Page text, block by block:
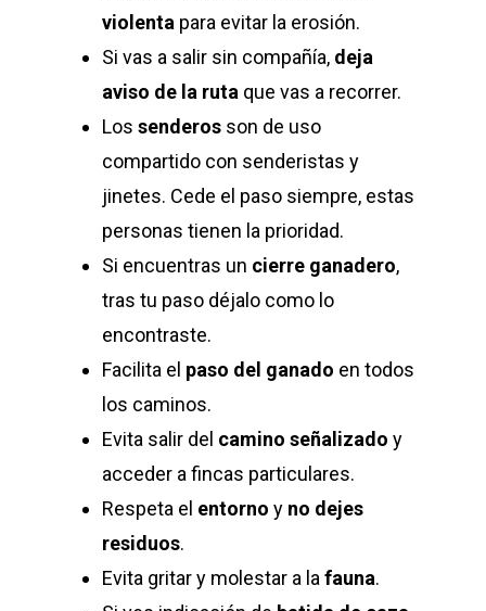
violenta para evitar la erosión.
Si vas a salir sin compañía, deja
aviso de la ruta que vas a recorrer.
Los senderos son de uso
compartido con senderistas y
jinetes. Cede el paso siempre, estas
personas tienen la prioridad.
Si encuentras un cierre ganadero,
tras tu paso déjalo como lo
encontraste.
Facilita el paso del ganado en todos
los caminos.
Evita salir del camino señalizado y
acceder a fincas particulares.
Respeta el entorno y no dejes
residuos.
Evita gritar y molestar a la fauna.